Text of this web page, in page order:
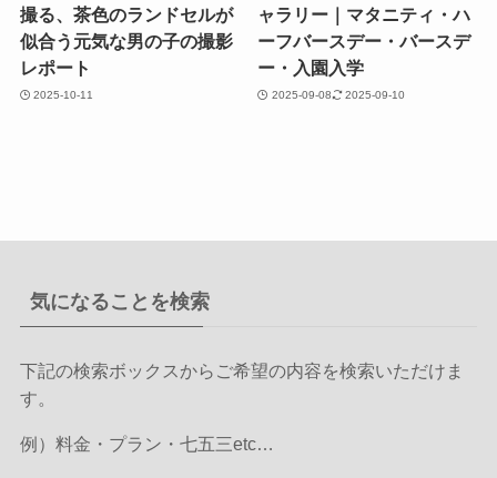
撮る、茶色のランドセルが
似合う元気な男の子の撮影
レポート
2025-10-11
ャラリー｜マタニティ・ハ
ーフバースデー・バースデ
ー・入園入学
2025-09-08 2025-09-10
気になることを検索
下記の検索ボックスからご希望の内容を検索いただけま
す。
例）料金・プラン・七五三etc…